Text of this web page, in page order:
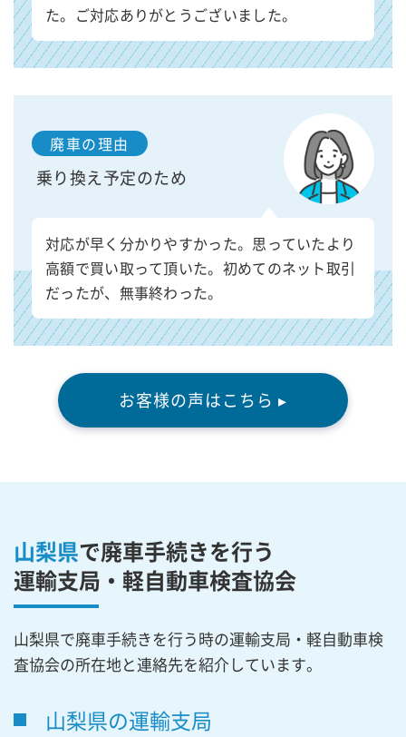
た。ご対応ありがとうございました。
廃車の理由
乗り換え予定のため
対応が早く分かりやすかった。思っていたより
高額で買い取って頂いた。初めてのネット取引
だったが、無事終わった。
お客様の声はこちら ▸
山梨県で廃車手続きを行う
運輸支局・軽自動車検査協会
山梨県で廃車手続きを行う時の運輸支局・軽自動車検
査協会の所在地と連絡先を紹介しています。
山梨県の運輸支局